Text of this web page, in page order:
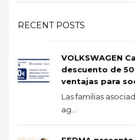
RECENT POSTS
VOLKSWAGEN
descuento de
ventajas para
Las familias
ag...